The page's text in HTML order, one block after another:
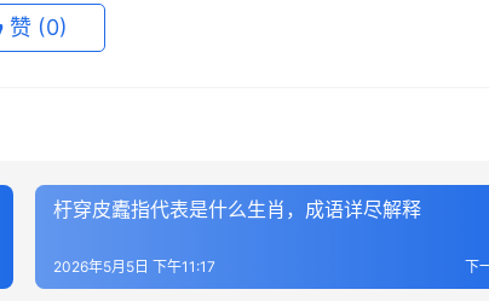
赞 (0)
杅穿皮蠹指代表是什么生肖，成语详尽解释
下
2026年5月5日 下午11:17